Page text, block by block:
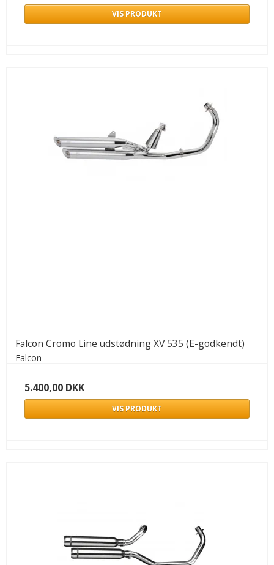
VIS PRODUKT
Falcon Cromo Line udstødning XV 535 (E-godkendt)
Falcon
5.400,00 DKK
VIS PRODUKT